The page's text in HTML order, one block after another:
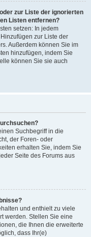
zur Liste der ignorierten
Listen entfernen?
setzen: In jedem
zur Liste der
Außerdem können Sie im
hinzufügen, indem Sie
können Sie sie auch
Suchbegriff in die
der Foren- oder
erhalten Sie, indem Sie
Seite des Forums aus
und enthielt zu viele
werden. Stellen Sie eine
die Ihnen die erweiterte
dass Ihr(e)